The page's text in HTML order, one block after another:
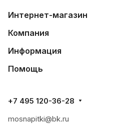
Интернет-магазин
Компания
Информация
Помощь
+7 495 120-36-28
mosnapitki@bk.ru